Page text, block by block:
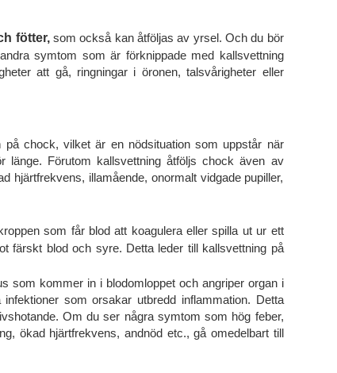
fötter,som också kan åtföljas av yrsel. Och du bör
symtom som är förknippade med kallsvettning
att gå, ringningar i öronen, talsvårigheter eller
chock, vilket är en nödsituation som uppstår när
länge. Förutom kallsvettning åtföljs chock även av
hjärtfrekvens, illamående, onormalt vidgade pupiller,
som får blod att koagulera eller spilla ut ur ett
färskt blod och syre. Detta leder till kallsvettning på
som kommer in i blodomloppet och angriper organ i
som orsakar utbredd inflammation. Detta
Om du ser några symtom som hög feber,
ökad hjärtfrekvens, andnöd etc., gå omedelbart till